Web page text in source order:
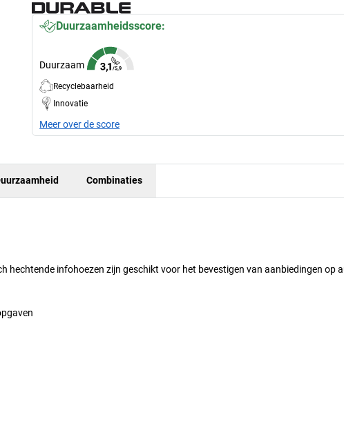
Duurzaamheidsscore:
Duurzaam
Recyclebaarheid
Innovatie
Meer over de score
Combinaties
hechtende infohoezen zijn geschikt voor het bevestigen van aanbiedingen op